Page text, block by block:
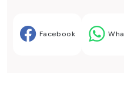
Facebook